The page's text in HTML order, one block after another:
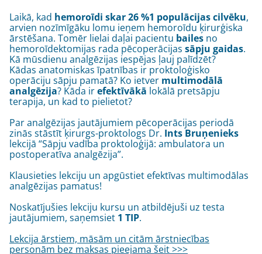
Laikā, kad hemoroīdi skar 26 %1 populācijas cilvēku,
arvien nozīmīgāku lomu ieņem hemoroīdu ķirurģiska
ārstēšana. Tomēr lielai daļai pacientu bailes no
hemoroīdektomijas rada pēcoperācijas sāpju gaidas.
Kā mūsdienu analgēzijas iespējas ļauj palīdzēt?
Kādas anatomiskas īpatnības ir proktoloģisko
operāciju sāpju pamatā? Ko ietver multimodālā
analgēzija? Kāda irefektīvākā lokālā pretsāpju
terapija, un kad to pielietot?
Par analgēzijas jautājumiem pēcoperācijas periodā
zinās stāstīt ķirurgs-proktologs Dr. Ints Bruņenieks
lekcijā “Sāpju vadība proktoloģijā: ambulatora un
postoperatīva analgēzija”.
Klausieties lekciju un apgūstiet efektīvas multimodālas
analgēzijas pamatus!
Noskatījušies lekciju kursu un atbildējuši uz testa
jautājumiem, saņemsiet 1 TIP.
Lekcija ārstiem, māsām un citām ārstniecības
personām bez maksas pieejama šeit >>>